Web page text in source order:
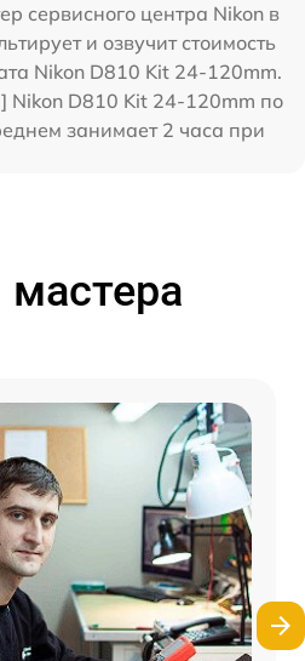
сервисного центра Nikon в
и озвучит стоимость
Nikon D810 Kit 24-120mm.
Nikon D810 Kit 24-120mm по
занимает 2 часа при